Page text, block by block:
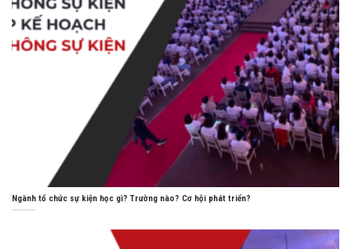
Ngành tổ chức sự kiện học gì? Trường nào? Cơ hội phát triển?